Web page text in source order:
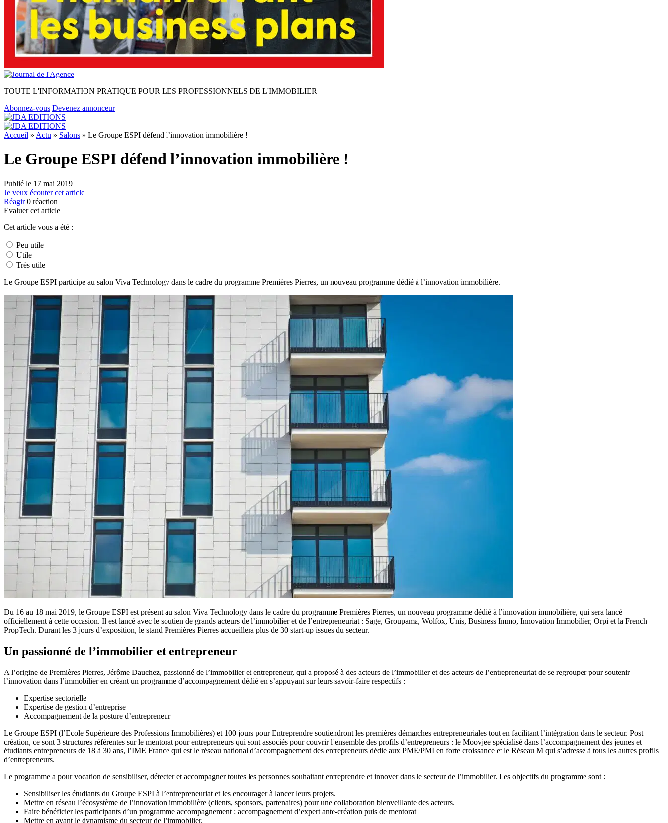
TOUTE L'INFORMATION PRATIQUE POUR LES PROFESSIONNELS DE L'IMMOBILIER
Abonnez-vous Devenez annonceur
Accueil » Actu » Salons » Le Groupe ESPI défend l’innovation immobilière !
Le Groupe ESPI défend l’innovation immobilière !
Publié le 17 mai 2019
Je veux écouter cet article
Réagir 0 réaction
Evaluer cet article
Cet article vous a été :
Peu utile
Utile
Très utile
Le Groupe ESPI participe au salon Viva Technology dans le cadre du programme Premières Pierres, un nouveau programme dédié à l’innovation immobilière.
Du 16 au 18 mai 2019, le Groupe ESPI est présent au salon Viva Technology dans le cadre du programme Premières Pierres, un nouveau programme dédié à l’innovation immobilière, qui sera lancé
officiellement à cette occasion. Il est lancé avec le soutien de grands acteurs de l’immobilier et de l’entrepreneuriat : Sage, Groupama, Wolfox, Unis, Business Immo, Innovation Immobilier, Orpi et la French
PropTech. Durant les 3 jours d’exposition, le stand Premières Pierres accueillera plus de 30 start-up issues du secteur.
Un passionné de l’immobilier et entrepreneur
A l’origine de Premières Pierres, Jérôme Dauchez, passionné de l’immobilier et entrepreneur, qui a proposé à des acteurs de l’immobilier et des acteurs de l’entrepreneuriat de se regrouper pour soutenir
l’innovation dans l’immobilier en créant un programme d’accompagnement dédié en s’appuyant sur leurs savoir-faire respectifs :
Expertise sectorielle
Expertise de gestion d’entreprise
Accompagnement de la posture d’entrepreneur
Le Groupe ESPI (l’Ecole Supérieure des Professions Immobilières) et 100 jours pour Entreprendre soutiendront les premières démarches entrepreneuriales tout en facilitant l’intégration dans le secteur. Post
création, ce sont 3 structures référentes sur le mentorat pour entrepreneurs qui sont associés pour couvrir l’ensemble des profils d’entrepreneurs : le Moovjee spécialisé dans l’accompagnement des jeunes et
étudiants entrepreneurs de 18 à 30 ans, l’IME France qui est le réseau national d’accompagnement des entrepreneurs dédié aux PME/PMI en forte croissance et le Réseau M qui s’adresse à tous les autres profils
d’entrepreneurs.
Le programme a pour vocation de sensibiliser, détecter et accompagner toutes les personnes souhaitant entreprendre et innover dans le secteur de l’immobilier. Les objectifs du programme sont :
Sensibiliser les étudiants du Groupe ESPI à l’entrepreneuriat et les encourager à lancer leurs projets.
Mettre en réseau l’écosystème de l’innovation immobilière (clients, sponsors, partenaires) pour une collaboration bienveillante des acteurs.
Faire bénéficier les participants d’un programme accompagnement : accompagnement d’expert ante-création puis de mentorat.
Mettre en avant le dynamisme du secteur de l’immobilier.